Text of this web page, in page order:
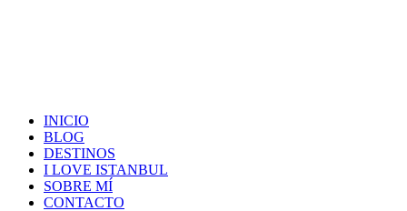
INICIO
BLOG
DESTINOS
I LOVE ISTANBUL
SOBRE MÍ
CONTACTO